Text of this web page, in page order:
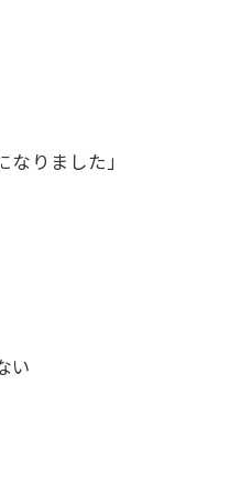
りました」
い